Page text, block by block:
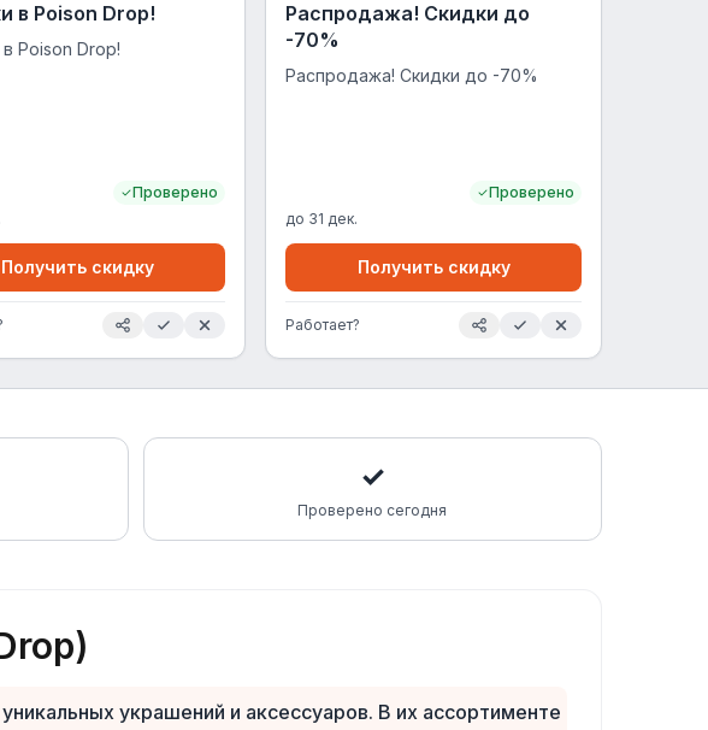
в Poison Drop!
Poison Drop!
Проверено
Получить скидку
Распродажа! Скидки до
-70%
Распродажа! Скидки до -70%
Проверено
до 31 дек.
Получить скидку
Работает?
✓
Проверено сегодня
украшений и аксессуаров. В их ассортименте